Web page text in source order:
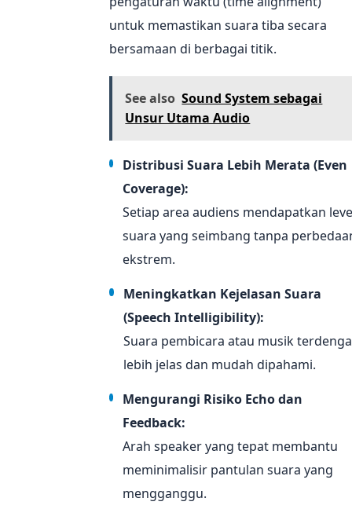
untuk memastikan suara tiba secara
bersamaan di berbagai titik.
See also Sound System sebagai
Unsur Utama Audio
Distribusi Suara Lebih Merata (Even
Coverage):
Setiap area audiens mendapatkan
suara yang seimbang tanpa
ekstrem.
Meningkatkan Kejelasan Suara
(Speech Intelligibility):
Suara pembicara atau musik
lebih jelas dan mudah dipahami.
Mengurangi Risiko Echo dan
Feedback:
Arah speaker yang tepat membantu
meminimalisir pantulan suara yang
mengganggu.